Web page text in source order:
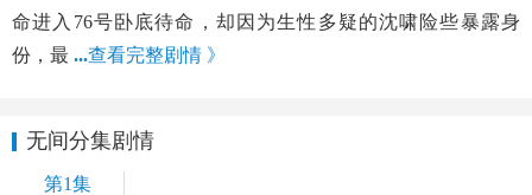
命进入76号卧底待命，却因为生性多疑的沈啸险些暴露身
份，最 ...查看完整剧情 》
无间分集剧情
第1集